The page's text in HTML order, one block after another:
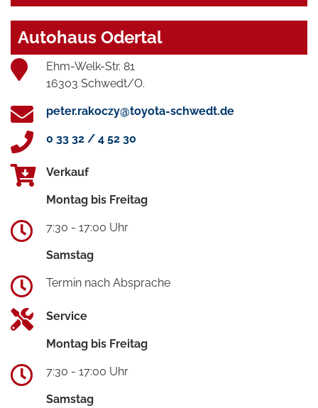
Autohaus Odertal
Ehm-Welk-Str. 81
16303 Schwedt/O.
peter.rakoczy@toyota-schwedt.de
0 33 32 / 4 52 30
Verkauf
Montag bis Freitag
7:30 - 17:00 Uhr
Samstag
Termin nach Absprache
Service
Montag bis Freitag
7:30 - 17:00 Uhr
Samstag